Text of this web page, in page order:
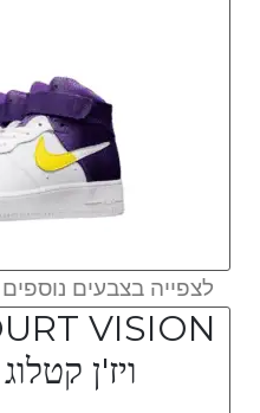
לצפייה בצבעים
ויז'ן